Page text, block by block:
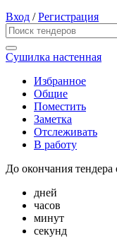
Вход /Регистрация
Сушилка настенная
Избранное
Общие
Поместить
Заметка
Отслеживать
В работу
До окончания тендера
дней
часов
минут
секунд